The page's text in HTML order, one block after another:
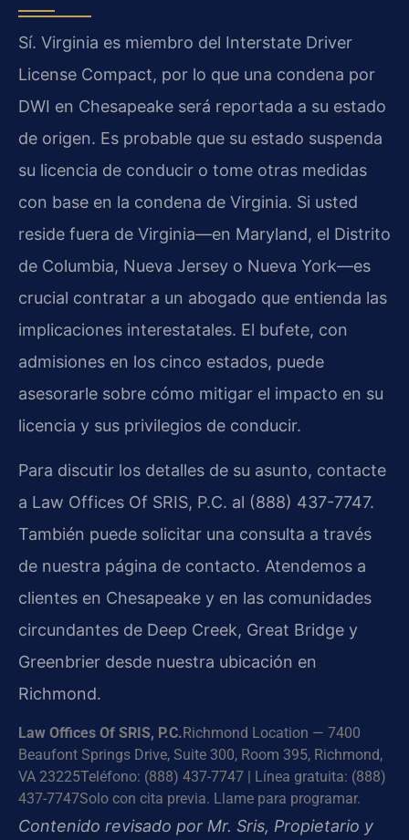
Sí. Virginia es miembro del Interstate Driver
License Compact, por lo que una condena por
DWI en Chesapeake será reportada a su estado
de origen. Es probable que su estado suspenda
su licencia de conducir o tome otras medidas
con base en la condena de Virginia. Si usted
reside fuera de Virginia—en Maryland, el Distrito
de Columbia, Nueva Jersey o Nueva York—es
crucial contratar a un abogado que entienda las
implicaciones interestatales. El bufete, con
admisiones en los cinco estados, puede
asesorarle sobre cómo mitigar el impacto en su
licencia y sus privilegios de conducir.
Para discutir los detalles de su asunto, contacte
a Law Offices Of SRIS, P.C. al (888) 437-7747.
También puede solicitar una consulta a través
de nuestra página de contacto. Atendemos a
clientes en Chesapeake y en las comunidades
circundantes de Deep Creek, Great Bridge y
Greenbrier desde nuestra ubicación en
Richmond.
Law Offices Of SRIS, P.C. Richmond Location — 7400
Beaufont Springs Drive, Suite 300, Room 395, Richmond,
VA 23225Teléfono: (888) 437-7747 | Línea gratuita: (888)
437-7747Solo con cita previa. Llame para programar.
Contenido revisado por Mr. Sris, Propietario y